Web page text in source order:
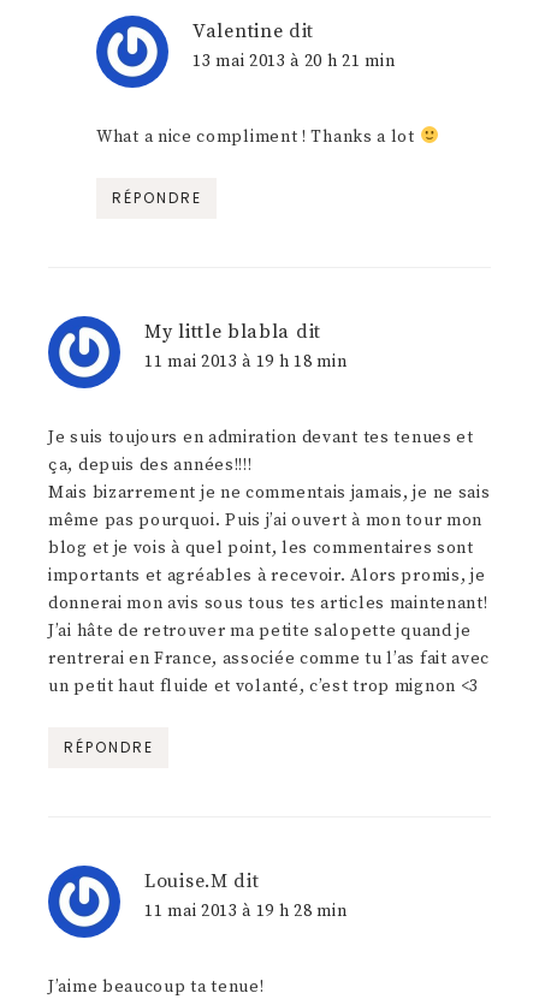
Valentine dit
13 mai 2013 à 20 h 21 min
What a nice compliment ! Thanks a lot
RÉPONDRE
My little blabla dit
11 mai 2013 à 19 h 18 min
Je suis toujours en admiration devant tes tenues et
ça, depuis des années!!!!
Mais bizarrement je ne commentais jamais, je ne sais
même pas pourquoi. Puis j’ai ouvert à mon tour mon
blog et je vois à quel point, les commentaires sont
importants et agréables à recevoir. Alors promis, je
donnerai mon avis sous tous tes articles maintenant!
J’ai hâte de retrouver ma petite salopette quand je
rentrerai en France, associée comme tu l’as fait avec
un petit haut fluide et volanté, c’est trop mignon <3
RÉPONDRE
Louise.M dit
11 mai 2013 à 19 h 28 min
J’aime beaucoup ta tenue!